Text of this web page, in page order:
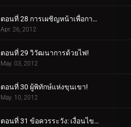
ตอนที่ 28 การเผชิญหน้าเพื่อการฟื้นฟู! (2)
Apr. 26, 2012
ตอนที่ 29 วิวัฒนาการด้วยไฟ!
May. 03, 2012
ตอนที่ 30 ผู้พิทักษ์แห่งขุนเขา!
May. 10, 2012
ตอนที่ 31 ข้อควรระวัง: เงื่อนไขการต่อสู้น้ำแข็ง!